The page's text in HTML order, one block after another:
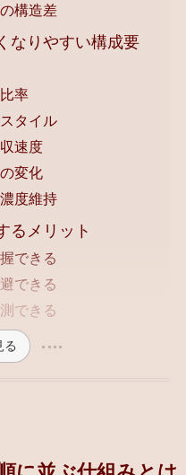
構造差
なりやすい構成要
率
タイル
速度
変化
度維持
るメリット
できる
できる
できる
る